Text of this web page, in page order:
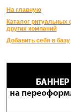
На главную
Каталог ритуальных
других компаний
Добавить себя в базу